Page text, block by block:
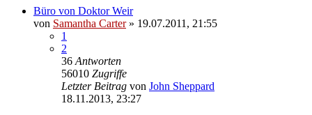
Büro von Doktor Weir
von Samantha Carter» 19.07.2011, 21:55
1
2
36 Antworten
56010 Zugriffe
Letzter Beitrag von John Sheppard
18.11.2013, 23:27